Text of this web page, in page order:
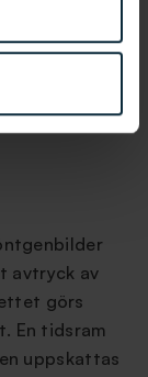
avtryck av
görs
En tidsram
uppskattas